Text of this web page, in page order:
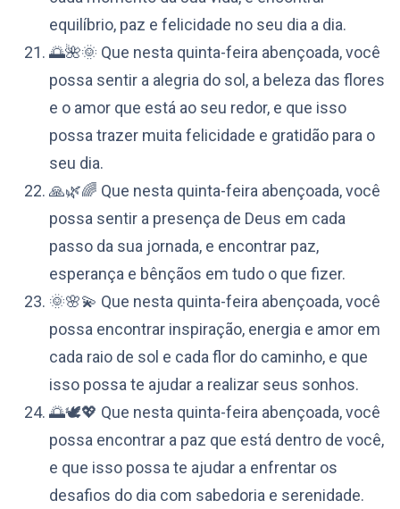
equilíbrio, paz e felicidade no seu dia a dia.
🌅🌺🌞 Que nesta quinta-feira abençoada, você
possa sentir a alegria do sol, a beleza das flores
e o amor que está ao seu redor, e que isso
possa trazer muita felicidade e gratidão para o
seu dia.
🙏🌿🌈 Que nesta quinta-feira abençoada, você
possa sentir a presença de Deus em cada
passo da sua jornada, e encontrar paz,
esperança e bênçãos em tudo o que fizer.
🌞🌸💫 Que nesta quinta-feira abençoada, você
possa encontrar inspiração, energia e amor em
cada raio de sol e cada flor do caminho, e que
isso possa te ajudar a realizar seus sonhos.
🌅🕊️💖 Que nesta quinta-feira abençoada, você
possa encontrar a paz que está dentro de você,
e que isso possa te ajudar a enfrentar os
desafios do dia com sabedoria e serenidade.